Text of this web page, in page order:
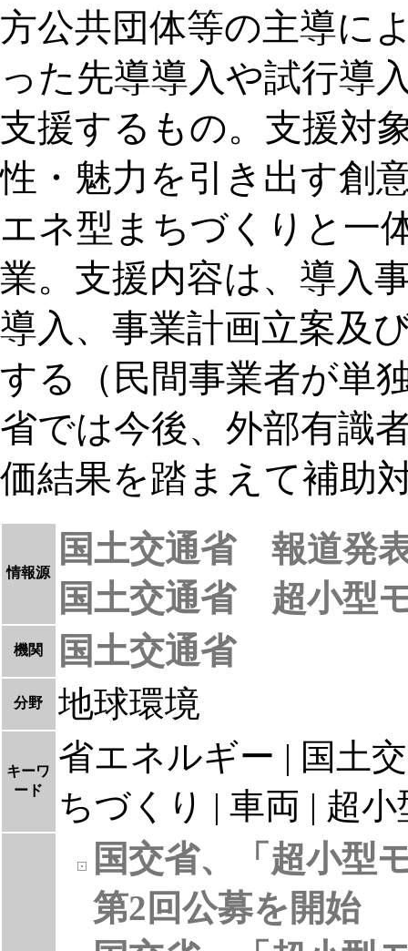
方公共団体等の主導に
った先導導入や試行導
支援するもの。支援対
性・魅力を引き出す創
エネ型まちづくりと一
業。支援内容は、導入
導入、事業計画立案及
する（民間事業者が単
省では今後、外部有識
価結果を踏まえて補助
情報源
国土交通省 報道発
国土交通省 超小型
機関 国土交通省
分野 地球環境
キーワ
ード
省エネルギー | 国土
ちづくり | 車両 | 超
国交省、「超小型
第2回公募を開始